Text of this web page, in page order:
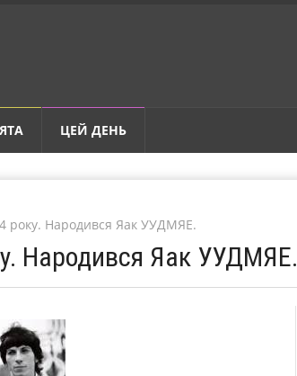
ЦЕЙ ДЕНЬ
року. Народився Яак УУДМЯЕ.
Народився Яак УУДМЯЕ.